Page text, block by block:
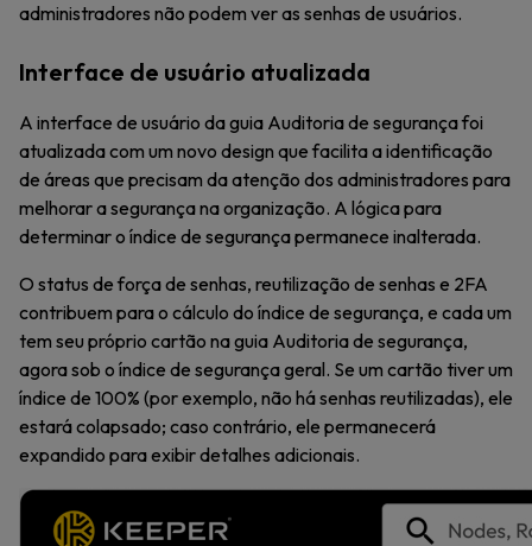
administradores não podem ver as senhas de usuários.
Interface de usuário atualizada
A interface de usuário da guia Auditoria de segurança foi
atualizada com um novo design que facilita a identificação
de áreas que precisam da atenção dos administradores para
melhorar a segurança na organização. A lógica para
determinar o índice de segurança permanece inalterada.
O status de força de senhas, reutilização de senhas e 2FA
contribuem para o cálculo do índice de segurança, e cada um
tem seu próprio cartão na guia Auditoria de segurança,
agora sob o índice de segurança geral. Se um cartão tiver um
índice de 100% (por exemplo, não há senhas reutilizadas), ele
estará colapsado; caso contrário, ele permanecerá
expandido para exibir detalhes adicionais.